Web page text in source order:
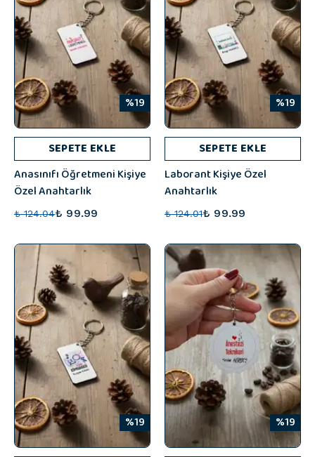
%19
SEPETE EKLE
Anasınıfı Öğretmeni Kişiye
Özel Anahtarlık
₺ 124.04₺ 99.99
%19
SEPETE EKLE
Laborant Kişiye Özel
Anahtarlık
₺ 124.01₺ 99.99
%19 %19